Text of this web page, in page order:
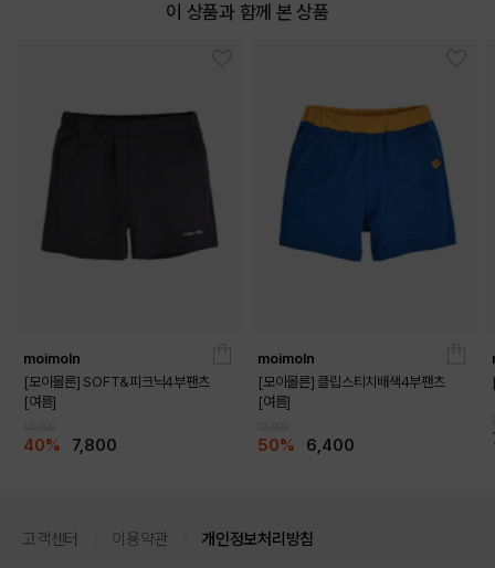
이 상품과 함께 본 상품
moimoln
[모이몰른] SOFT&피크닉4부팬츠
[여름]
40% 7,800
moimoln
[모이몰른] 클립스티치배색4부팬츠
[여름]
50% 6,400
고객센터 이용약관 개인정보처리방침